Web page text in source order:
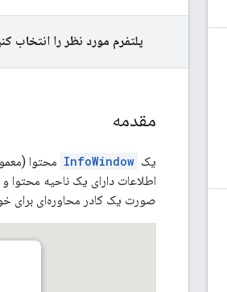
پلتفرم مورد نظر را انتخاب
مقدمه
یک InfoWindow محتوا
اطلاعات دارای یک ناحیه
صورت یک کادر محاوره‌ای برای